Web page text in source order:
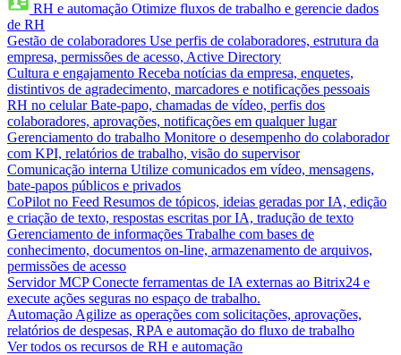
RH e automação Otimize fluxos de trabalho e gerencie dados
de RH
Gestão de colaboradores Use perfis de colaboradores, estrutura da
empresa, permissões de acesso, Active Directory
Cultura e engajamento Receba notícias da empresa, enquetes,
distintivos de agradecimento, marcadores e notificações pessoais
RH no celular Bate-papo, chamadas de vídeo, perfis dos
colaboradores, aprovações, notificações em qualquer lugar
Gerenciamento do trabalho Monitore o desempenho do colaborador
com KPI, relatórios de trabalho, visão do supervisor
Comunicação interna Utilize comunicados em vídeo, mensagens,
bate-papos públicos e privados
CoPilot no Feed Resumos de tópicos, ideias geradas por IA, edição
e criação de texto, respostas escritas por IA, tradução de texto
Gerenciamento de informações Trabalhe com bases de
conhecimento, documentos on-line, armazenamento de arquivos,
permissões de acesso
Servidor MCP Conecte ferramentas de IA externas ao Bitrix24 e
execute ações seguras no espaço de trabalho.
Automação Agilize as operações com solicitações, aprovações,
relatórios de despesas, RPA e automação do fluxo de trabalho
Ver todos os recursos de RH e automação